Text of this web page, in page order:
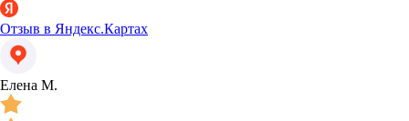
Отзыв в Яндекс.Картах
Елена М.